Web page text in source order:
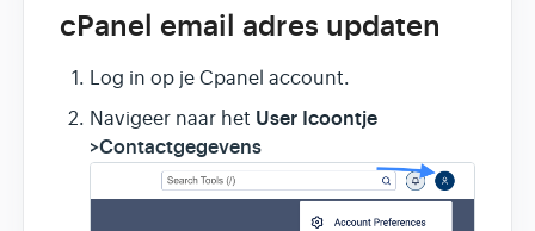
cPanel email adres updaten
Log in op je Cpanel account.
Navigeer naar het User Icoontje
>Contactgegevens